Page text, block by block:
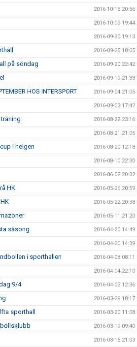
2016-10-16 20:56
2016-10-09 19:44
2016-09-30 19:13
2016-09-25 18:05
på söndag 2016-09-20 22:42
2016-09-19 21:33
HOS INTERSPORT 2016-09-04 21:05
2016-09-03 17:42
2016-08-22 23:16
2016-08-21 21:05
i helgen 2016-08-20 12:18
2016-08-10 22:30
2016-06-02 20:32
HK 2016-05-26 20:59
2016-05-22 20:38
2016-05-11 21:20
säsong 2016-04-20 14:49
2016-04-20 14:39
i sporthallen 2016-04-08 08:11
2016-04-04 22:10
9/4 2016-04-02 12:36
2016-03-29 18:17
sporthall 2016-03-20 11:08
2016-03-19 09:40
2016-03-15 21:03